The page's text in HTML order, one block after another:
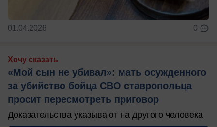
01.04.2026 0
Хочу сказать
«Мой сын не убивал»: мать осужденного
за убийство бойца СВО ставропольца
просит пересмотреть приговор
Доказательства указывают на другого человека